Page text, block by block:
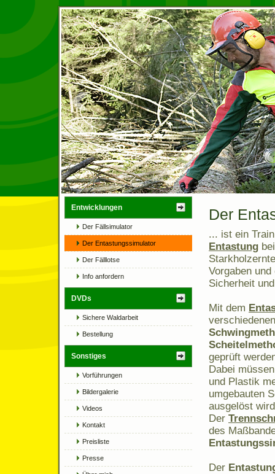
Entwicklungen
Der Fällsimulator
Der Entastungssimulator
Der Fälllotse
Info anfordern
DVDs
Sichere Waldarbeit
Bestellung
Sonstiges
Vorführungen
Bildergalerie
Videos
Kontakt
Preisliste
Presse
Der
... ist ein
Entastung
Vorgaben
Sicherheit
Mit dem
geprüft
Dabei
und Plastik
umgebauten
ausgelöst
Der
des
Der